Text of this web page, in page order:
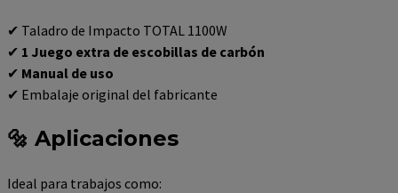
✔ Taladro de Impacto TOTAL 1100W
✔ 1 Juego extra de escobillas de carbón
✔ Manual de uso
✔ Embalaje original del fabricante
🔩 Aplicaciones
Ideal para trabajos como: